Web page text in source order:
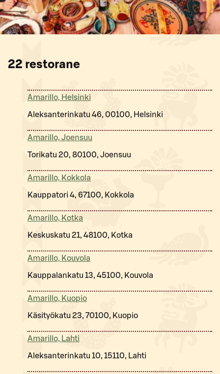
22 restorane
Amarillo, Helsinki
Aleksanterinkatu 46, 00100, Helsinki
Amarillo, Joensuu
Torikatu 20, 80100, Joensuu
Amarillo, Kokkola
Kauppatori 4, 67100, Kokkola
Amarillo, Kotka
Keskuskatu 21, 48100, Kotka
Amarillo, Kouvola
Kauppalankatu 13, 45100, Kouvola
Amarillo, Kuopio
Käsityökatu 23, 70100, Kuopio
Amarillo, Lahti
Aleksanterinkatu 10, 15110, Lahti